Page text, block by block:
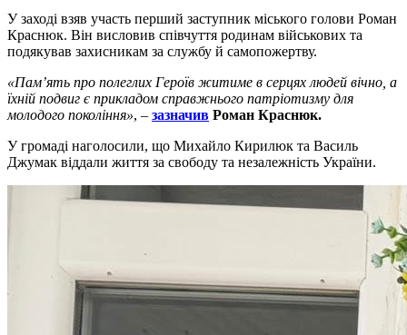
У заході взяв участь перший заступник міського голови Роман
Краснюк. Він висловив співчуття родинам військових та
подякував захисникам за службу й самопожертву.
«Пам’ять про полеглих Героїв житиме в серцях людей вічно, а
їхній подвиг є прикладом справжнього патріотизму для
молодого покоління», – зазначив Роман Краснюк.
У громаді наголосили, що Михайло Кирилюк та Василь
Джумак віддали життя за свободу та незалежність України.